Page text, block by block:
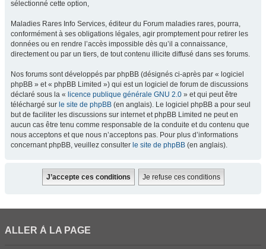
sélectionné cette option,
Maladies Rares Info Services, éditeur du Forum maladies rares, pourra,
conformément à ses obligations légales, agir promptement pour retirer les
données ou en rendre l’accès impossible dès qu’il a connaissance,
directement ou par un tiers, de tout contenu illicite diffusé dans ses forums.
Nos forums sont développés par phpBB (désignés ci-après par « logiciel
phpBB » et « phpBB Limited ») qui est un logiciel de forum de discussions
déclaré sous la « licence publique générale GNU 2.0 » et qui peut être
téléchargé sur le site de phpBB (en anglais). Le logiciel phpBB a pour seul
but de faciliter les discussions sur internet et phpBB Limited ne peut en
aucun cas être tenu comme responsable de la conduite et du contenu que
nous acceptons et que nous n’acceptons pas. Pour plus d’informations
concernant phpBB, veuillez consulter le site de phpBB (en anglais).
ALLER À LA PAGE